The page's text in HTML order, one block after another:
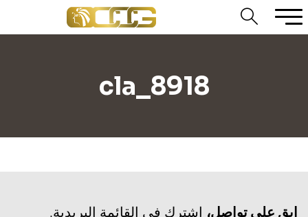
cla_8918
‫ابق على تواصل، اشترك في القائمة البريدية.